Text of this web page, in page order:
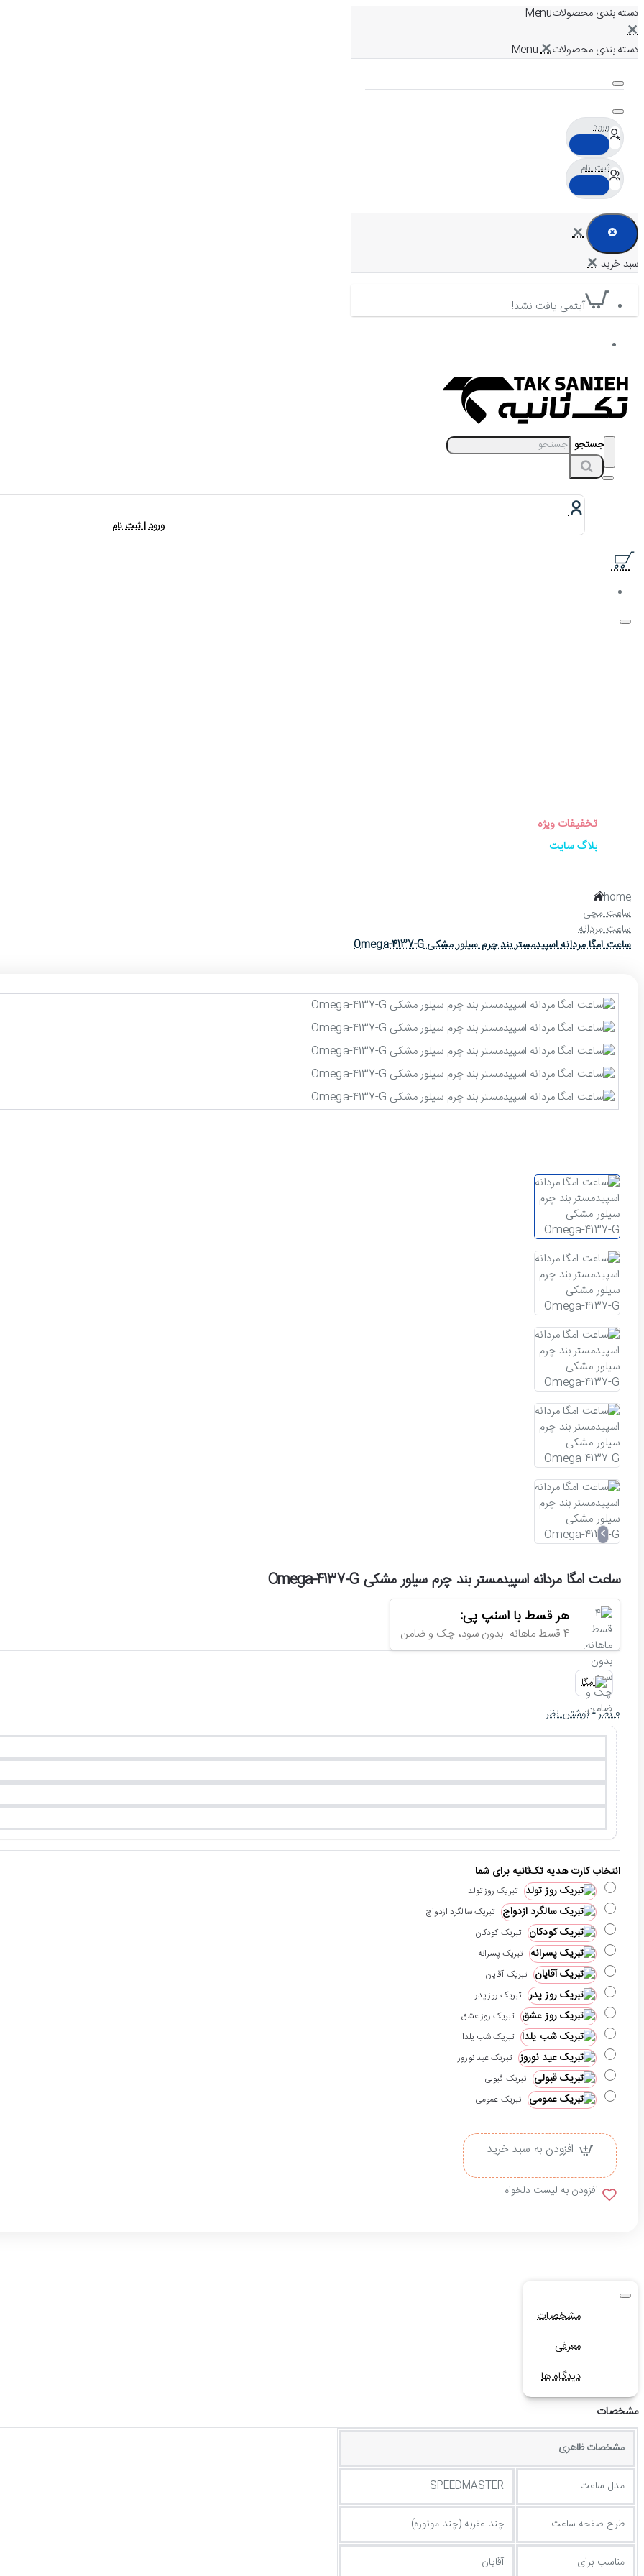
دسته بندی محصولات
دسته بندی محصولات
ورود
ثبت نام
آیتمی یافت نشد!
جستجو
ورود | ثبت نام
تخفیفات ویژه
بلاگ سایت
home
ساعت مچی
ساعت مردانه
ساعت امگا مردانه اسپیدمستر بند چرم سیلور مشکی Omega-4137-G
ساعت امگا مردانه اسپیدمستر بند چرم سیلور مشکی Omega-4137-G
هر قسط با اسنپ پی:
4 قسط ماهانه. بدون سود، چک و ضامن.
0 نظر -نوشتن نظر
انتخاب کارت هدیه تک‌ثانیه برای شما
تبریک روز تولد
تبریک سالگرد ازدواج
تبریک کودکان
تبریک پسرانه
تبریک آقایان
تبریک روز پدر
تبریک روز عشق
تبریک شب یلدا
تبریک عید نوروز
تبریک قبولی
تبریک عمومی
افزودن به سبد خرید
افزودن به لیست دلخواه
مشخصات
معرفی
دیدگاه ها
مشخصات
مشخصات ظاهری
مدل ساعت SPEEDMASTER
طرح صفحه ساعت چند عقربه (چند موتوره)
مناسب برای آقایان